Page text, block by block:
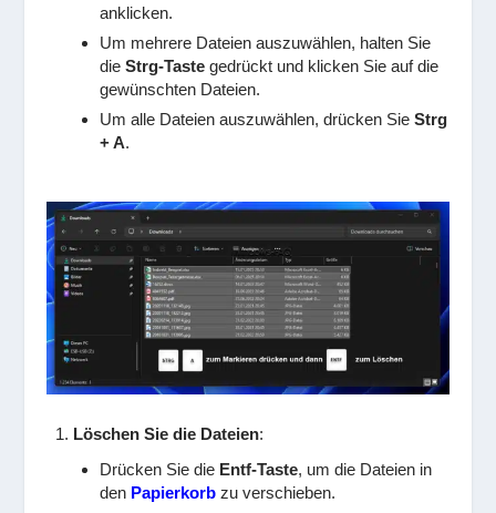
anklicken.
Um mehrere Dateien auszuwählen, halten Sie
dieStrg-Taste gedrückt und klicken Sie auf die
gewünschten Dateien.
Um alle Dateien auszuwählen, drücken SieStrg
+ A.
Löschen Sie die Dateien:
Drücken Sie die Entf-Taste, um die Dateien in
den Papierkorb zu verschieben.